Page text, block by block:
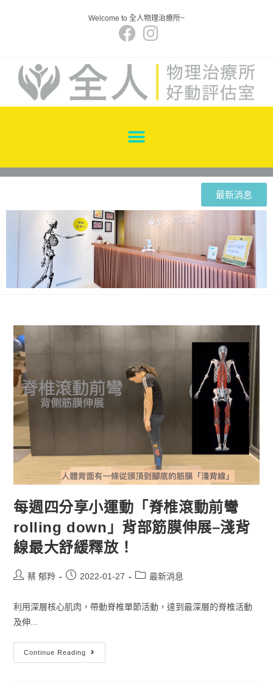
Welcome to 全人物理治療所~
最新消息
每週四分享小運動「脊椎滾動前彎
rolling down」背部筋膜伸展–淺背
線最大舒緩釋放！
蔡 郁羚 2022-01-27 最新消息
利用深層核心肌肉，帶動脊椎單節活動，達到最深層的脊椎活動
及伸...
Continue Reading